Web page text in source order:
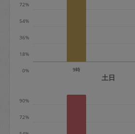
※キャンセル料金の設定に
0%
18%
36%
54%
72%
9時
土日
72%
90%